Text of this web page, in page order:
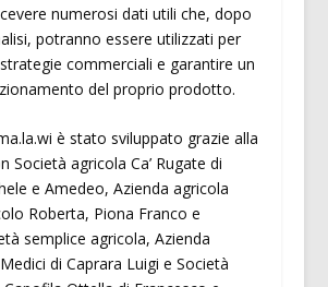
numerosi dati utili che, dopo
potranno essere utilizzati per
commerciali e garantire un
del proprio prodotto.
è stato sviluppato grazie alla
Società agricola Ca’ Rugate di
e Amedeo, Azienda agricola
Roberta, Piona Franco e
semplice agricola, Azienda
di Caprara Luigi e Società